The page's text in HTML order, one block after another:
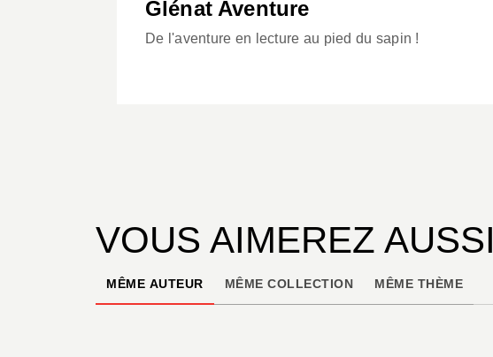
Glénat Aventure
De l'aventure en lecture au pied du sapin !
VOUS AIMEREZ AUSSI
MÊME AUTEUR MÊME COLLECTION MÊME THÈME